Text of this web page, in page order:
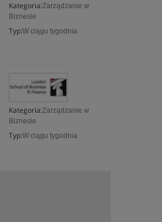
Kategoria:Zarządzanie w
Biznesie
Typ:W ciągu tygodnia
Kategoria:Zarządzanie w
Biznesie
Typ:W ciągu tygodnia